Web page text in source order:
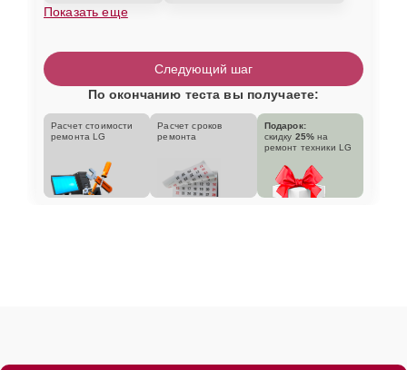
Показать еще
Следующий шаг
По окончанию теста вы получаете:
Расчет стоимости
ремонта LG
Расчет сроков
ремонта
Подарок:
скидку 25% на
ремонт техники LG